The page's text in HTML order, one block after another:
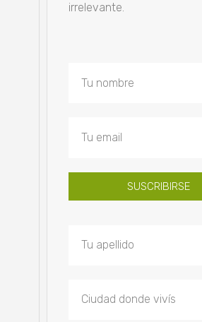
irrelevante.
SUSCRIBIRSE